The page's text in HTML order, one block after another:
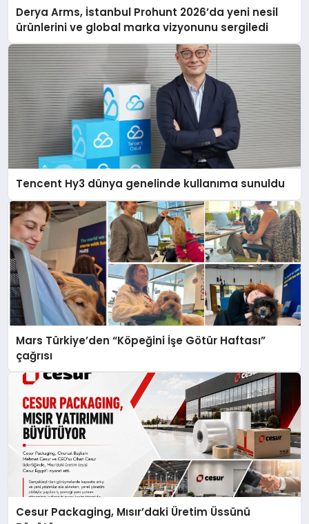
Derya Arms, İstanbul Prohunt 2026’da yeni nesil
ürünlerini ve global marka vizyonunu sergiledi
Tencent Hy3 dünya genelinde kullanıma sunuldu
Mars Türkiye’den “Köpeğini İşe Götür Haftası”
çağrısı
Cesur Packaging, Mısır’daki Üretim Üssünü